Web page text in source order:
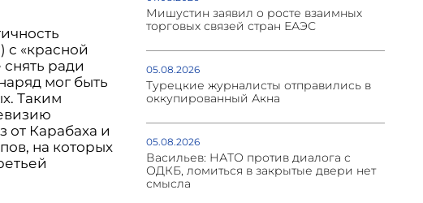
с «красной
ради
мог быть
Таким
от Карабаха и
на которых
Мишустин заявил о росте взаимных
торговых связей стран ЕАЭС
05.08.2026
Турецкие журналисты отправились в
оккупированный Акна
05.08.2026
Васильев: НАТО против диалога с
ОДКБ, ломиться в закрытые двери нет
смысла